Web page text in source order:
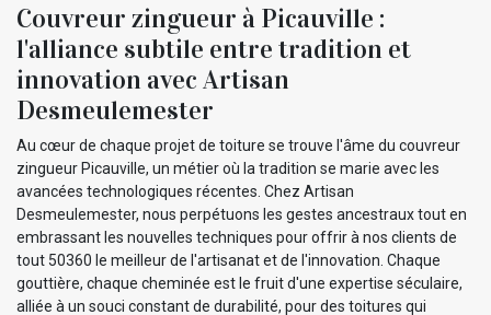
Couvreur zingueur à Picauville :
l'alliance subtile entre tradition et
innovation avec Artisan
Desmeulemester
Au cœur de chaque projet de toiture se trouve l'âme du couvreur
zingueur Picauville, un métier où la tradition se marie avec les
avancées technologiques récentes. Chez Artisan
Desmeulemester, nous perpétuons les gestes ancestraux tout en
embrassant les nouvelles techniques pour offrir à nos clients de
tout 50360 le meilleur de l'artisanat et de l'innovation. Chaque
gouttière, chaque cheminée est le fruit d'une expertise séculaire,
alliée à un souci constant de durabilité, pour des toitures qui